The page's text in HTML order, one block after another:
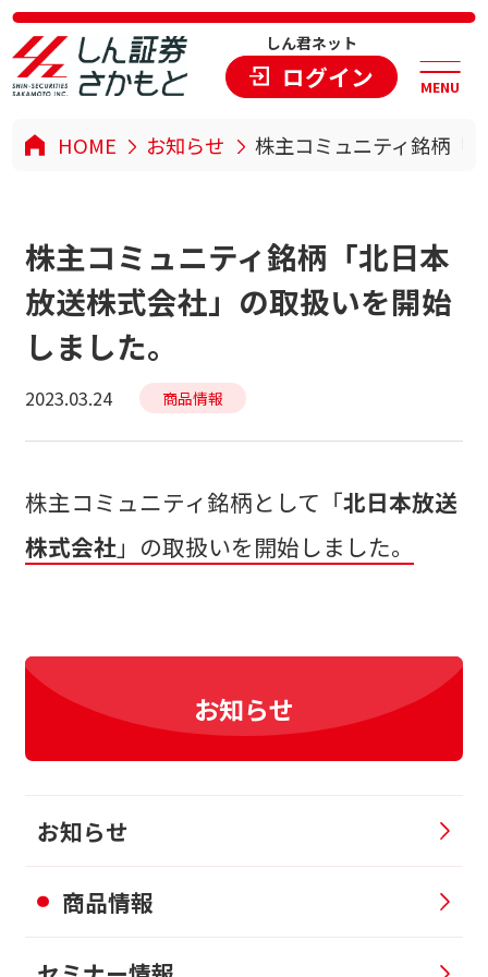
しん君ネット
ログイン MENU
HOME お知らせ 株主コミュニティ銘柄「
株主コミュニティ銘柄「北日本
放送株式会社」の取扱いを開始
しました。
2023.03.24 商品情報
株主コミュニティ銘柄として「北日本放送
株式会社 」の取扱いを開始しました。
お知らせ
お知らせ
商品情報